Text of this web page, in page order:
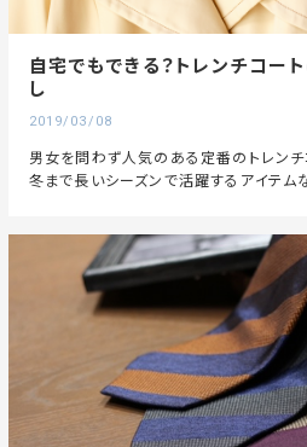
自宅でもできる？トレンチコー
し
2019/03/08
男女を問わず人気のある定番のトレンチ
冬まで長いシーズンで活躍するアイテム